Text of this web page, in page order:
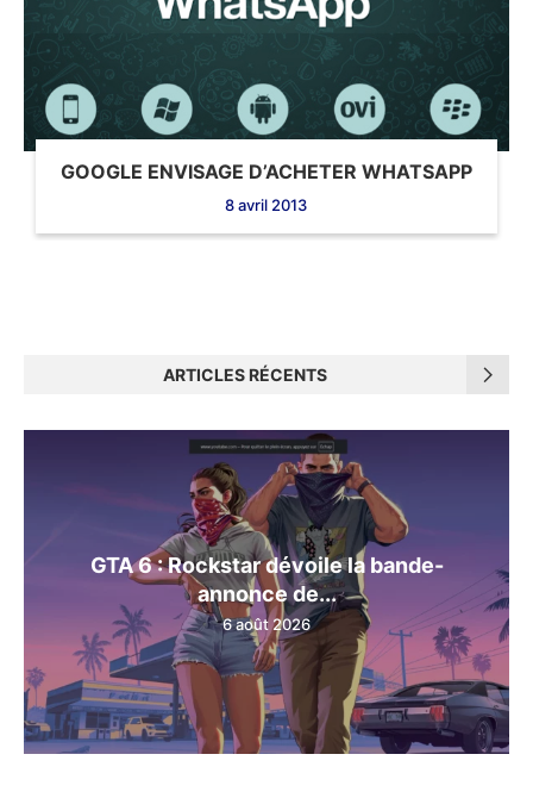
GOOGLE ENVISAGE D’ACHETER WHATSAPP
8 avril 2013
ARTICLES RÉCENTS
GTA 6 : Rockstar dévoile la bande-
annonce de...
6 août 2026